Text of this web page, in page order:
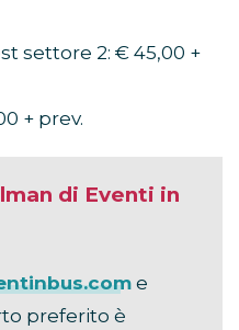
settore 2: € 45,00 +
+ prev.
di Eventi in
e
preferito è